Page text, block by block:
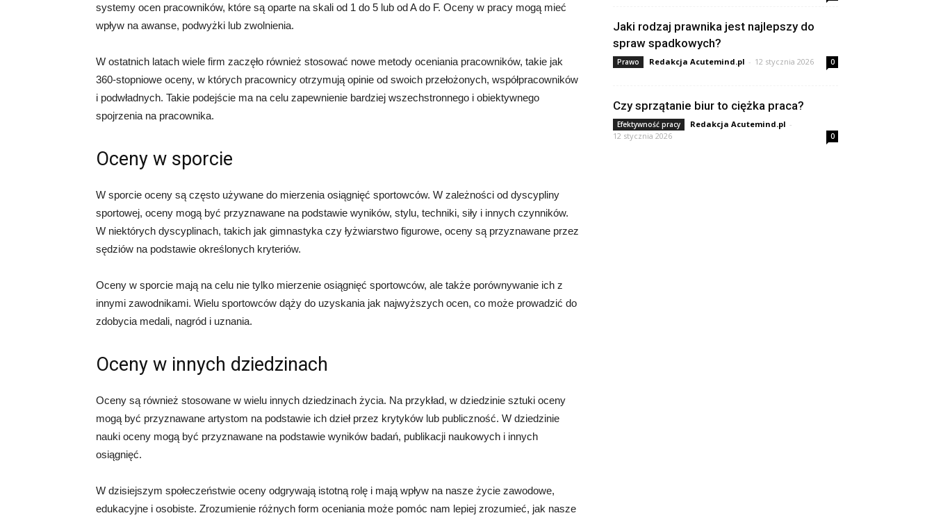
systemy ocen pracowników, które są oparte na skali od 1 do 5 lub od A do F. Oceny w pracy mogą mieć
wpływ na awanse, podwyżki lub zwolnienia.
W ostatnich latach wiele firm zaczęło również stosować nowe metody oceniania pracowników, takie jak
360-stopniowe oceny, w których pracownicy otrzymują opinie od swoich przełożonych, współpracowników
i podwładnych. Takie podejście ma na celu zapewnienie bardziej wszechstronnego i obiektywnego
spojrzenia na pracownika.
Oceny w sporcie
W sporcie oceny są często używane do mierzenia osiągnięć sportowców. W zależności od dyscypliny
sportowej, oceny mogą być przyznawane na podstawie wyników, stylu, techniki, siły i innych czynników.
W niektórych dyscyplinach, takich jak gimnastyka czy łyżwiarstwo figurowe, oceny są przyznawane przez
sędziów na podstawie określonych kryteriów.
Oceny w sporcie mają na celu nie tylko mierzenie osiągnięć sportowców, ale także porównywanie ich z
innymi zawodnikami. Wielu sportowców dąży do uzyskania jak najwyższych ocen, co może prowadzić do
zdobycia medali, nagród i uznania.
Oceny w innych dziedzinach
Oceny są również stosowane w wielu innych dziedzinach życia. Na przykład, w dziedzinie sztuki oceny
mogą być przyznawane artystom na podstawie ich dzieł przez krytyków lub publiczność. W dziedzinie
nauki oceny mogą być przyznawane na podstawie wyników badań, publikacji naukowych i innych
osiągnięć.
W dzisiejszym społeczeństwie oceny odgrywają istotną rolę i mają wpływ na nasze życie zawodowe,
edukacyjne i osobiste. Zrozumienie różnych form oceniania może pomóc nam lepiej zrozumieć, jak nasze
Jaki rodzaj prawnika jest najlepszy do
spraw spadkowych?
Prawo Redakcja Acutemind.pl - 12 stycznia 2026 0
Czy sprzątanie biur to ciężka praca?
Efektywność pracy Redakcja Acutemind.pl -
12 stycznia 2026
0